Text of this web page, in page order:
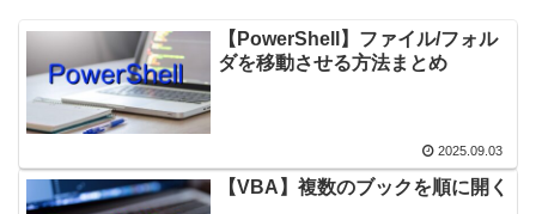
【PowerShell】ファイル/フォル
ダを移動させる方法まとめ
2025.09.03
【VBA】複数のブックを順に開く